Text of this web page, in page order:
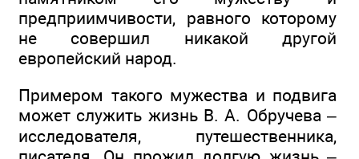
предприимчивости, равного которому
не совершил никакой другой
европейский народ.
Примером такого мужества и подвига
может служить жизнь В. А. Обручева –
исследователя, путешественника,